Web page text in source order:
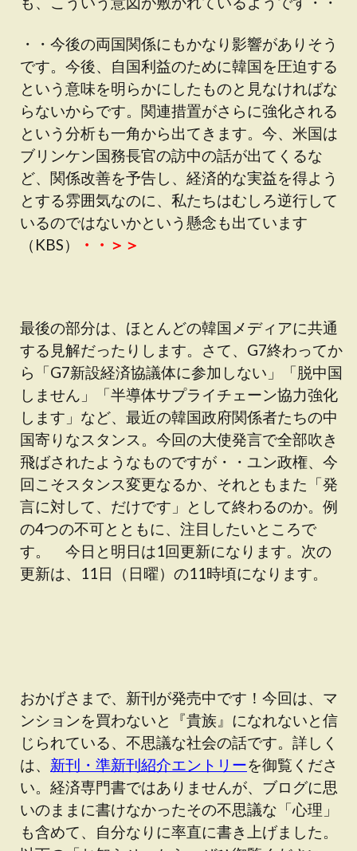
・・今後の両国関係にもかなり影響がありそう
です。今後、自国利益のために韓国を圧迫する
という意味を明らかにしたものと見なければな
らないからです。関連措置がさらに強化される
という分析も一角から出てきます。今、米国は
ブリンケン国務長官の訪中の話が出てくるな
ど、関係改善を予告し、経済的な実益を得よう
とする雰囲気なのに、私たちはむしろ逆行して
いるのではないかという懸念も出ています
（KBS）
・・＞＞
最後の部分は、ほとんどの韓国メディアに共通
する見解だったりします。さて、G7終わってか
ら「G7新設経済協議体に参加しない」「脱中国
しません」「半導体サプライチェーン協力強化
します」など、最近の韓国政府関係者たちの中
国寄りなスタンス。今回の大使発言で全部吹き
飛ばされたようなものですが・・ユン政権、今
回こそスタンス変更なるか、それともまた「発
言に対して、だけです」として終わるのか。例
の4つの不可とともに、注目したいところで
す。 今日と明日は1回更新になります。次の
更新は、11日（日曜）の11時頃になります。
おかげさまで、新刊が発売中です！今回は、マ
ンションを買わないと『貴族』になれないと信
じられている、不思議な社会の話です。詳しく
は、 新刊・準新刊紹介エントリーを御覧くださ
い。経済専門書ではありませんが、ブログに思
いのままに書けなかったその不思議な「心理」
も含めて、自分なりに率直に書き上げました。